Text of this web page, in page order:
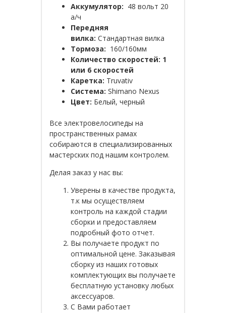
Аккумулятор: 48 вольт 20
а/ч
Передняя
вилка: Стандартная вилка
Тормоза: 160/160мм
Количество скоростей: 1
или 6 скоростей
Каретка: Truvativ
Система: Shimano Nexus
Цвет: Белый, черный
Все электровелосипеды на
пространственных рамах
собираются в специализированных
мастерских под нашим контролем.
Делая заказ у нас вы:
Уверены в качестве продукта,
т.к мы осуществляем
контроль на каждой стадии
сборки и предоставляем
подробный фото отчет.
Вы получаете продукт по
оптимальной цене. Заказывая
сборку из наших готовых
комплектующих вы получаете
бесплатную установку любых
аксессуаров.
С Вами работает